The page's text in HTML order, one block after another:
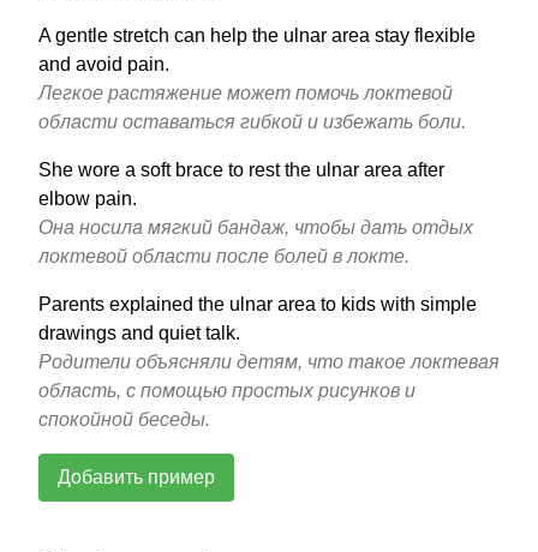
A gentle stretch can help the ulnar area stay flexible
and avoid pain.
Легкое растяжение может помочь локтевой
области оставаться гибкой и избежать боли.
She wore a soft brace to rest the ulnar area after
elbow pain.
Она носила мягкий бандаж, чтобы дать отдых
локтевой области после болей в локте.
Parents explained the ulnar area to kids with simple
drawings and quiet talk.
Родители объясняли детям, что такое локтевая
область, с помощью простых рисунков и
спокойной беседы.
Добавить пример